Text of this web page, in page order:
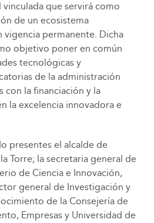
que servirá como
de un ecosistema
vigencia permanente. Dicha
objetivo poner en común
tecnológicas y
de la administración
con la financiación y la
la excelencia innovadora e
presentes el alcalde de
Torre; la secretaria general de
de Ciencia e Innovación,
general de Investigación y
de la Consejería de
Empresas y Universidad de